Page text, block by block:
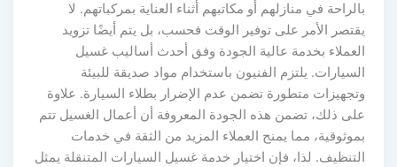
بالراحة في منازلهم أو مكاتبهم أثناء العناية بمركباتهم. لا
يقتصر الأمر على توفير الوقت فحسب، بل يتم أيضًا تزويد
العملاء بخدمة عالية الجودة وفق أحدث أساليب غسيل
السيارات. يلتزم الفنيون باستخدام مواد صديقة للبيئة
وتجهيزات متطورة تضمن عدم الإضرار بطلاء السيارة. علاوة
على ذلك، تضمن هذه الجودة المعروفة أن أعمال الغسيل تتم
بموثوقية، مما يمنح العملاء المزيد من الثقة في خدمات
التنظيف. لذا، فإن اختيار خدمة غسيل السيارات المتنقلة يمثل